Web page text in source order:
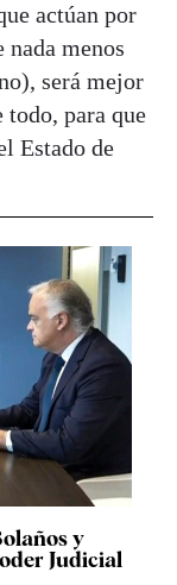
actúan por
menos
será mejor
todo, para que
Estado de
y
Judicial